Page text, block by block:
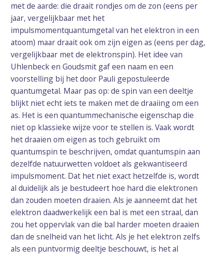
met de aarde: die draait rondjes om de zon (eens per
jaar, vergelijkbaar met het
impulsmomentquantumgetal van het elektron in een
atoom) maar draait ook om zijn eigen as (eens per dag,
vergelijkbaar met de elektronspin). Het idee van
Uhlenbeck en Goudsmit gaf een naam en een
voorstelling bij het door Pauli gepostuleerde
quantumgetal. Maar pas op: de spin van een deeltje
blijkt niet echt iets te maken met de draaiing om een
as. Het is een quantummechanische eigenschap die
niet op klassieke wijze voor te stellen is. Vaak wordt
het draaien om eigen as toch gebruikt om
quantumspin te beschrijven, omdat quantumspin aan
dezelfde natuurwetten voldoet als gekwantiseerd
impulsmoment. Dat het niet exact hetzelfde is, wordt
al duidelijk als je bestudeert hoe hard die elektronen
dan zouden moeten draaien. Als je aanneemt dat het
elektron daadwerkelijk een bal is met een straal, dan
zou het oppervlak van die bal harder moeten draaien
dan de snelheid van het licht. Als je het elektron zelfs
als een puntvormig deeltje beschouwt, is het al